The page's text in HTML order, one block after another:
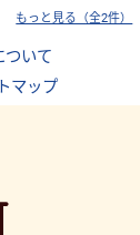
もっと見る（全2件）
ついて
マップ